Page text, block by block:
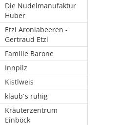
Die Nudelmanufaktur
Huber
Etzl Aroniabeeren -
Gertraud Etzl
Familie Barone
Innpilz
Kistlweis
klaub´s ruhig
Kräuterzentrum
Einböck